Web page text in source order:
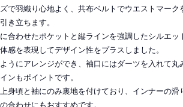
で羽織り心地よく、共布ベルトでウエストマーク
き立ちます。
合わせたポケットと縦ラインを強調したシルエッ
感を表現してデザイン性をプラスしました。
うにアレンジができ、袖口にはダーツを入れて丸
ンもポイントです。
身頃と袖にのみ裏地を付けており、インナーの滑
合わせにもおすすめです。